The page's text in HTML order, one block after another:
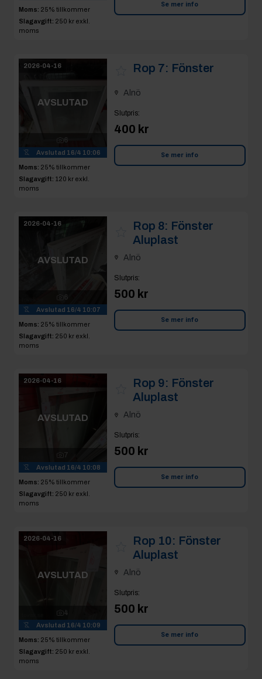
Moms: 25% tillkommer
Slagavgift: 250 kr exkl.
moms
Se mer info
2026-04-16
AVSLUTAD
Avslutad 16/4 10:06
Moms: 25% tillkommer
Slagavgift: 120 kr exkl.
moms
Rop 7: Fönster
Alnö
Slutpris:
400 kr
Se mer info
2026-04-16
AVSLUTAD
Avslutad 16/4 10:07
Moms: 25% tillkommer
Slagavgift: 250 kr exkl.
moms
Rop 8: Fönster
Aluplast
Alnö
Slutpris:
500 kr
Se mer info
2026-04-16
AVSLUTAD
Avslutad 16/4 10:08
Moms: 25% tillkommer
Slagavgift: 250 kr exkl.
moms
Rop 9: Fönster
Aluplast
Alnö
Slutpris:
500 kr
Se mer info
2026-04-16
AVSLUTAD
4
Avslutad 16/4 10:09
Moms: 25% tillkommer
Slagavgift: 250 kr exkl.
moms
Rop 10: Fönster
Aluplast
Alnö
Slutpris:
500 kr
Se mer info